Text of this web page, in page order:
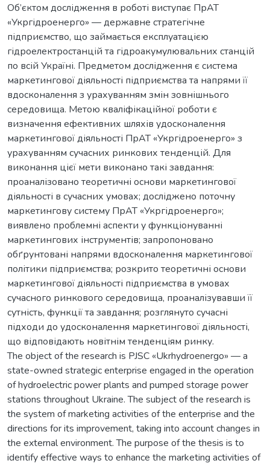
Об’єктом дослідження в роботі виступає ПрАТ
«Укргідроенерго» — державне стратегічне
підприємство, що займається експлуатацією
гідроелектростанцій та гідроакумулювальних станцій
по всій Україні. Предметом дослідження є система
маркетингової діяльності підприємства та напрями її
вдосконалення з урахуванням змін зовнішнього
середовища. Метою кваліфікаційної роботи є
визначення ефективних шляхів удосконалення
маркетингової діяльності ПрАТ «Укргідроенерго» з
урахуванням сучасних ринкових тенденцій. Для
виконання цієї мети виконано такі завдання:
проаналізовано теоретичні основи маркетингової
діяльності в сучасних умовах; досліджено поточну
маркетингову систему ПрАТ «Укргідроенерго»;
виявлено проблемні аспекти у функціонуванні
маркетингових інструментів; запропоновано
обґрунтовані напрями вдосконалення маркетингової
політики підприємства; розкрито теоретичні основи
маркетингової діяльності підприємства в умовах
сучасного ринкового середовища, проаналізувавши її
сутність, функції та завдання; розглянуто сучасні
підходи до удосконалення маркетингової діяльності,
що відповідають новітнім тенденціям ринку.
The object of the research is PJSC «Ukrhydroenergo» — a
state-owned strategic enterprise engaged in the operation
of hydroelectric power plants and pumped storage power
stations throughout Ukraine. The subject of the research is
the system of marketing activities of the enterprise and the
directions for its improvement, taking into account changes in
the external environment. The purpose of the thesis is to
identify effective ways to enhance the marketing activities of